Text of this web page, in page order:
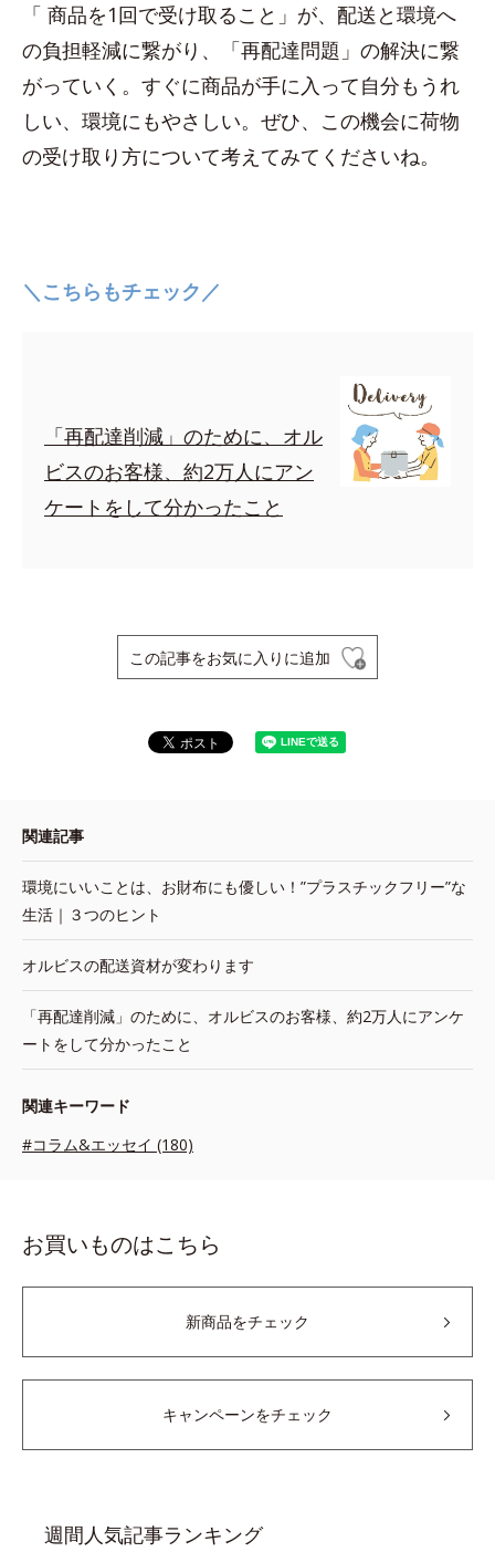
「 商品を1回で受け取ること」が、配送と環境へ
の負担軽減に繋がり、「再配達問題」の解決に繋
がっていく。すぐに商品が手に入って自分もうれ
しい、環境にもやさしい。ぜひ、この機会に荷物
の受け取り方について考えてみてくださいね。
＼こちらもチェック／
「再配達削減」のために、オル
ビスのお客様、約2万人にアン
ケートをして分かったこと
この記事をお気に入りに追加
関連記事
環境にいいことは、お財布にも優しい！”プラスチックフリー”な
生活｜３つのヒント
オルビスの配送資材が変わります
「再配達削減」のために、オルビスのお客様、約2万人にアンケ
ートをして分かったこと
関連キーワード
#コラム&エッセイ (180)
お買いものはこちら
新商品をチェック
キャンペーンをチェック
週間人気記事ランキング